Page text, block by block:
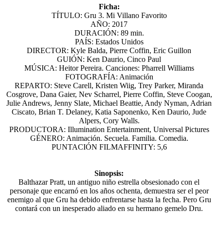
Ficha:
TÍTULO: Gru 3. Mi Villano Favorito
AÑO: 2017
DURACIÓN: 89 min.
PAÍS: Estados Unidos
DIRECTOR: Kyle Balda, Pierre Coffin, Eric Guillon
GUIÓN: Ken Daurio, Cinco Paul
MÚSICA: Heitor Pereira. Canciones: Pharrell Williams
FOTOGRAFÍA: Animación
REPARTO: Steve Carell, Kristen Wiig, Trey Parker, Miranda
Cosgrove, Dana Gaier, Nev Scharrel, Pierre Coffin, Steve Coogan,
Julie Andrews, Jenny Slate, Michael Beattie, Andy Nyman, Adrian
Ciscato, Brian T. Delaney, Katia Saponenko, Ken Daurio, Jude
Alpers, Cory Walls.
PRODUCTORA: Illumination Entertainment, Universal Pictures
GÉNERO: Animación. Secuela. Familia. Comedia.
PUNTACIÓN FILMAFFINITY: 5,6
Sinopsis:
Balthazar Pratt, un antiguo niño estrella obsesionado con el
personaje que encarnó en los años ochenta, demuestra ser el peor
enemigo al que Gru ha debido enfrentarse hasta la fecha. Pero Gru
contará con un inesperado aliado en su hermano gemelo Dru.